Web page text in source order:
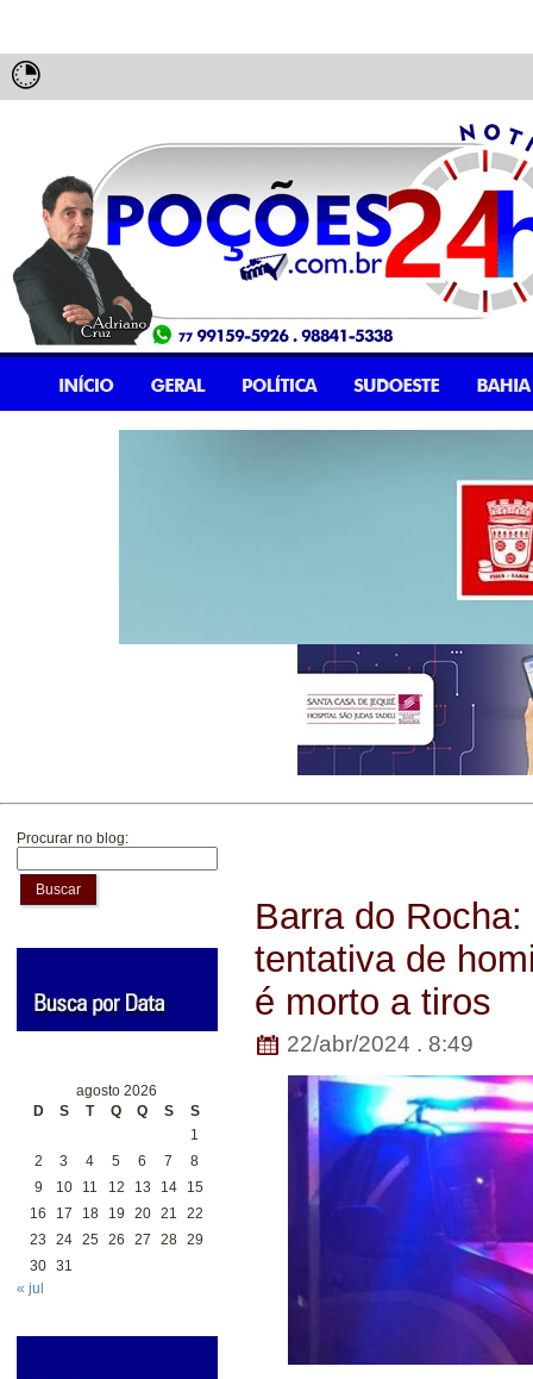
Procurar no blog:
Buscar
agosto 2026
D
S T Q Q S
S
1
2
3 4 5 6 7
8
9
10 11 12 13 14
15
16
17 18 19 20 21
22
23
24 25 26 27 28 29
30 31
« jul
Barra do
tentativa de
é morto a tiros
22/abr/2024 . 8:49